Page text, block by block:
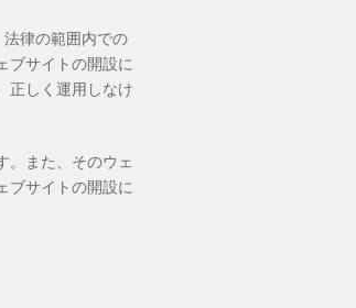
律の範囲内での
ブサイトの開設に
正しく運用しなけ
。また、そのウェ
ブサイトの開設に